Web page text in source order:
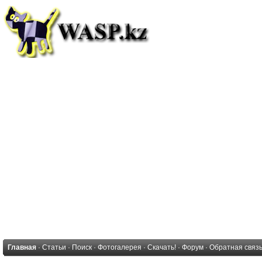
Главная · Статьи · Поиск · Фотогалерея · Скачать! · Форум · Обратная связь